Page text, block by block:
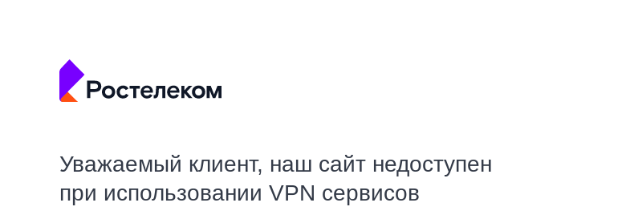
Уважаемый клиент, наш сайт недоступен
при использовании VPN сервисов